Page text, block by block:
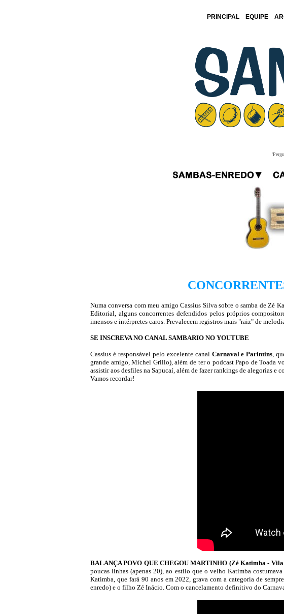
PRINCIPAL EQUIPE
Numa conversa com meu amigo Cassius Silva sobre o samba de Zé
Editorial, alguns concorrentes defendidos pelos próprios
imensos e intérpretes caros. Prevalecem registros mais "raiz" de
SE INSCREVA NO CANAL SAMBARIO NO YOUTUBE
Cassius é responsável pelo excelente canal Carnaval e Parintins,
grande amigo, Michel Grillo), além de ter o podcast Papo de Toada
assistir aos desfiles na Sapucaí, além de fazer rankings de alegorias e
Vamos recordar!
BALANÇA POVO QUE CHEGOU MARTINHO (Zé Katimba - Vila
poucas linhas (apenas 20), ao estilo que o velho Katimba
Katimba, que fará 90 anos em 2022, grava com a categoria de
enredo) e o filho Zé Inácio. Com o cancelamento definitivo do